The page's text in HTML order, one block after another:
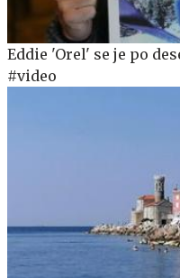
Eddie 'Orel' se je po
#video